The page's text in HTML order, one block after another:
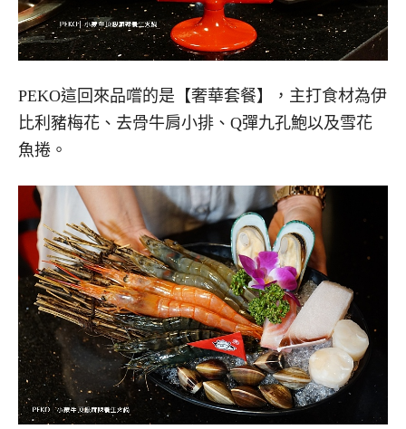
PEKO這回來品嚐的是【奢華套餐】，主打食材為伊
比利豬梅花、去骨牛肩小排、Q彈九孔鮑以及雪花
魚捲。